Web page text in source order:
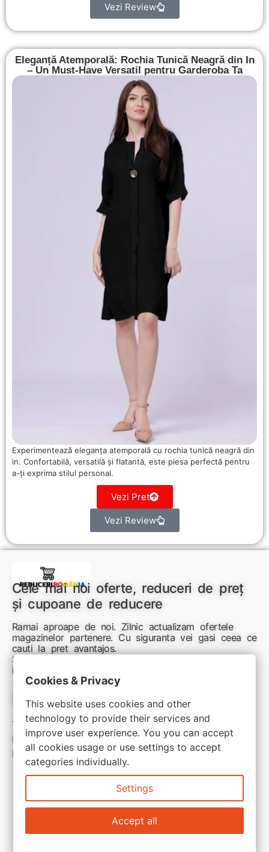
Vezi Review
Eleganță Atemporală: Rochia Tunică Neagră din In
– Un Must-Have Versatil pentru Garderoba Ta
Experimentează eleganța atemporală cu rochia tunică neagră din
in. Confortabilă, versatilă și flatantă, este piesa perfectă pentru
a-ți exprima stilul personal.
Vezi Pret
Vezi Review
Cele mai noi oferte, reduceri de preț
și cupoane de reducere
Ramai aproape de noi. Zilnic actualizam ofertele
magazinelor partenere. Cu siguranta vei gasi ceea ce
cauti la pret avantajos.
Sunteti aici pentru reduceri inteligente si cumpărături
inspirate
Link-uri utile:
Termeni si conditii
Politica de confidentialitate
Politica de cookie
Cookies & Privacy
This website uses cookies and other
technology to provide their services and
improve user experience. You you can accept
all cookies usage or use settings to accept
categories individually.
Settings
Accept all